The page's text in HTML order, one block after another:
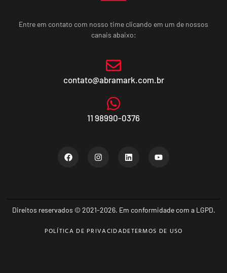
Entre em contato com nosso time clicando em um de nossos
canais abaixo:
contato@abramark.com.br
11 98990-0376
Direitos reservados © 2021-2026. Em conformidade com a LGPD.
POLÍTICA DE PRIVACIDADETERMOS DE USO